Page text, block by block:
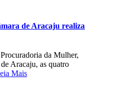
de Aracaju realiza
da Mulher,
Aracaju, as quatro
Mais